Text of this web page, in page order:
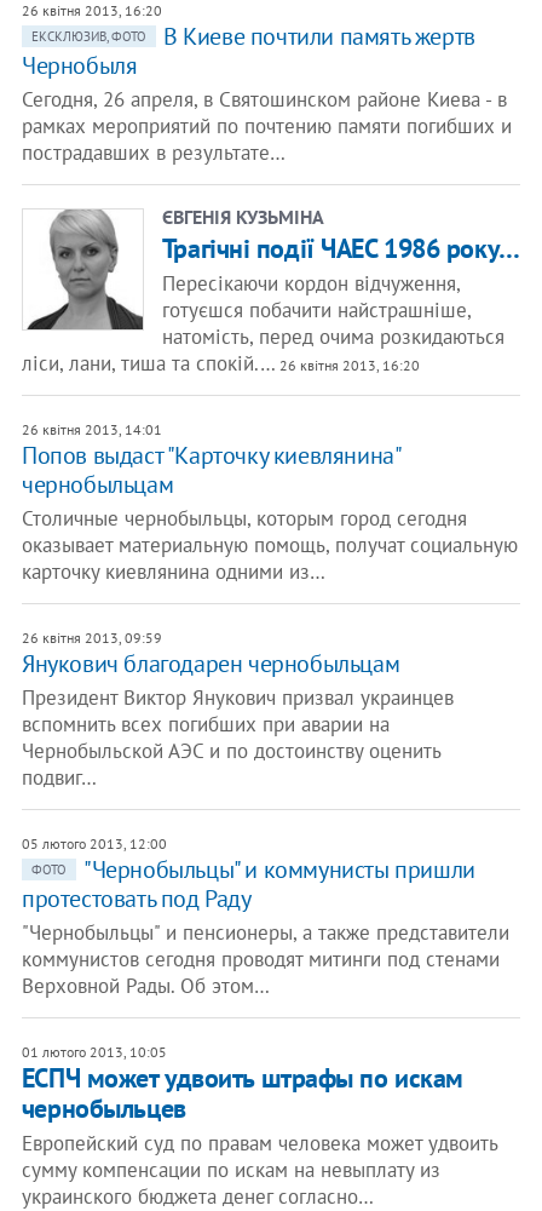
26 квітня 2013, 16:20
ЕКСКЛЮЗИВ, ФОТО
В Киеве почтили память жертв
Чернобыля
Сегодня, 26 апреля, в Святошинском районе Киева - в
рамках мероприятий по почтению памяти погибших и
пострадавших в результате…
ЄВГЕНІЯ КУЗЬМІНА
Трагічні події ЧАЕС 1986 року…
Пересікаючи кордон відчуження,
готуєшся побачити найстрашніше,
натомість, перед очима розкидаються
ліси, лани, тиша та спокій.… 26 квітня 2013, 16:20
26 квітня 2013, 14:01
Попов выдаст "Карточку киевлянина"
чернобыльцам
Столичные чернобыльцы, которым город сегодня
оказывает материальную помощь, получат социальную
карточку киевлянина одними из…
26 квітня 2013, 09:59
Янукович благодарен чернобыльцам
Президент Виктор Янукович призвал украинцев
вспомнить всех погибших при аварии на
Чернобыльской АЭС и по достоинству оценить
подвиг…
05 лютого 2013, 12:00
ФОТО
"Чернобыльцы" и коммунисты пришли
протестовать под Раду
"Чернобыльцы" и пенсионеры, а также представители
коммунистов сегодня проводят митинги под стенами
Верховной Рады. Об этом…
01 лютого 2013, 10:05
ЕСПЧ может удвоить штрафы по искам
чернобыльцев
Европейский суд по правам человека может удвоить
сумму компенсации по искам на невыплату из
украинского бюджета денег согласно…